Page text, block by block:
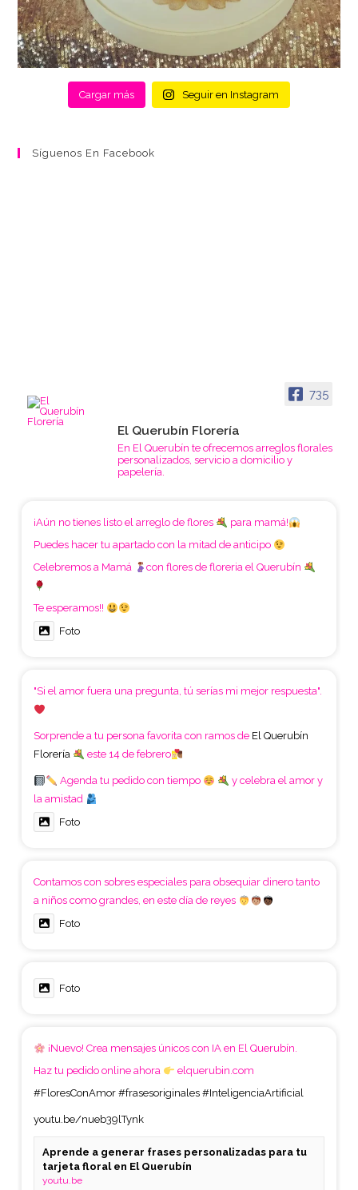
Cargar más Seguir en Instagram
Síguenos En Facebook
735
El Querubín Florería
En El Querubín te ofrecemos arreglos florales
personalizados, servicio a domicilio y
papelería.
¡Aún no tienes listo el arreglo de flores
para mamá!
Puedes hacer tu apartado con la mitad de anticipo
Celebremos a Mamá
con flores de floreria el Querubín
Te esperamos!!
Foto
"Si el amor fuera una pregunta, tú serías mi mejor respuesta".
Sorprende a tu persona favorita con ramos de El Querubín
Florería
este 14 de febrero
Agenda tu pedido con tiempo
y celebra el amor y
la amistad
Foto
Contamos con sobres especiales para obsequiar dinero tanto
a niños como grandes, en este día de reyes
Foto
Foto
¡Nuevo! Crea mensajes únicos con IA en El Querubín.
Haz tu pedido online ahora
elquerubin.com
#FloresConAmor #frasesoriginales #InteligenciaArtificial
youtu.be/nueb39lTynk
Aprende a generar frases personalizadas para tu
tarjeta floral en El Querubín
youtu.be